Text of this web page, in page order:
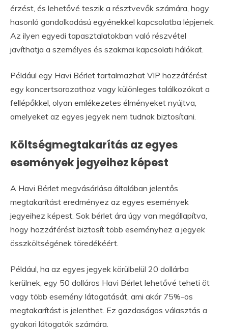
érzést, és lehetővé teszik a résztvevők számára, hogy
hasonló gondolkodású egyénekkel kapcsolatba lépjenek.
Az ilyen egyedi tapasztalatokban való részvétel
javíthatja a személyes és szakmai kapcsolati hálókat.
Például egy Havi Bérlet tartalmazhat VIP hozzáférést
egy koncertsorozathoz vagy különleges találkozókat a
fellépőkkel, olyan emlékezetes élményeket nyújtva,
amelyeket az egyes jegyek nem tudnak biztosítani.
Költségmegtakarítás az egyes
események jegyeihez képest
A Havi Bérlet megvásárlása általában jelentős
megtakarítást eredményez az egyes események
jegyeihez képest. Sok bérlet ára úgy van megállapítva,
hogy hozzáférést biztosít több eseményhez a jegyek
összköltségének töredékéért.
Például, ha az egyes jegyek körülbelül 20 dollárba
kerülnek, egy 50 dolláros Havi Bérlet lehetővé teheti öt
vagy több esemény látogatását, ami akár 75%-os
megtakarítást is jelenthet. Ez gazdaságos választás a
gyakori látogatók számára.